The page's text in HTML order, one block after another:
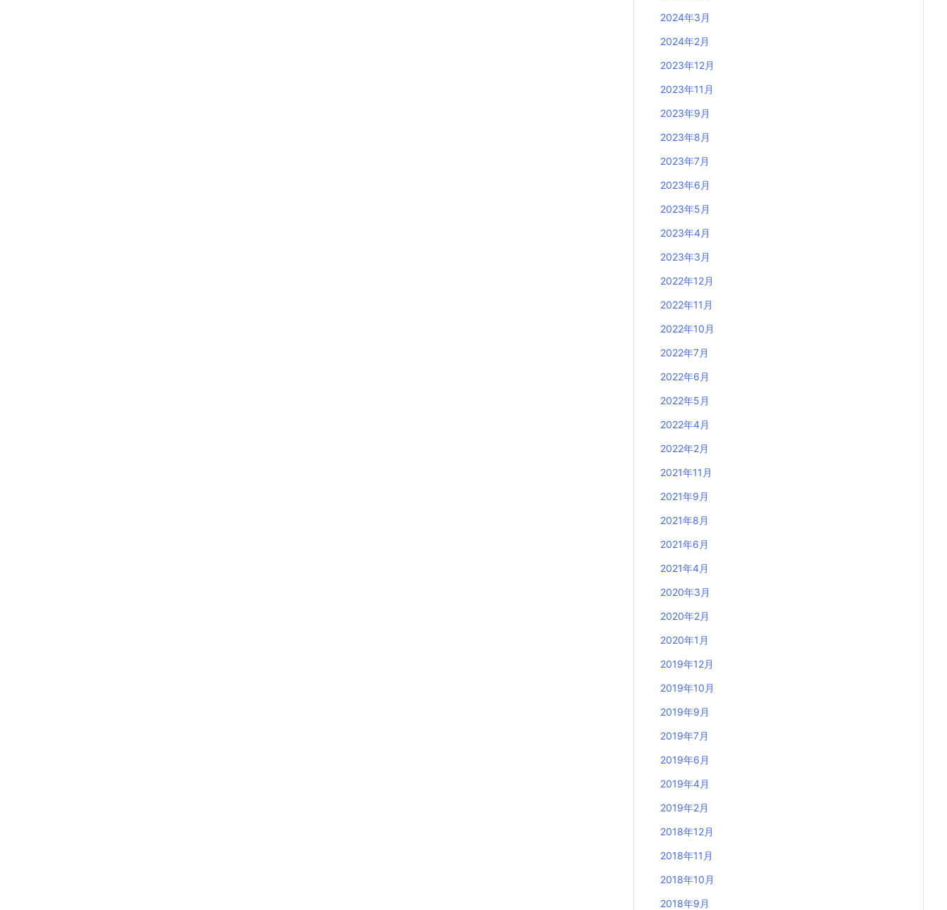
2024年3月
2024年2月
2023年12月
2023年11月
2023年9月
2023年8月
2023年7月
2023年6月
2023年5月
2023年4月
2023年3月
2022年12月
2022年11月
2022年10月
2022年7月
2022年6月
2022年5月
2022年4月
2022年2月
2021年11月
2021年9月
2021年8月
2021年6月
2021年4月
2020年3月
2020年2月
2020年1月
2019年12月
2019年10月
2019年9月
2019年7月
2019年6月
2019年4月
2019年2月
2018年12月
2018年11月
2018年10月
2018年9月